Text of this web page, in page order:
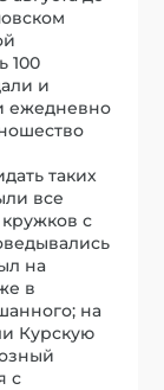
100
и
ежедневно
таких
все
с
на
в
на
Курскую
с